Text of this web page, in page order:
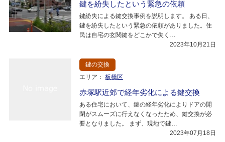
鍵を紛失したという緊急の依頼
鍵紛失による鍵交換事例を説明します。 ある日、
鍵を紛失したという緊急の依頼がありました。住
民は自宅の玄関鍵をどこかで失く…
2023年10月21日
鍵の交換
エリア： 板橋区
赤塚駅近郊で経年劣化による鍵交換
ある住宅において、鍵の経年劣化によりドアの開
閉がスムーズに行えなくなったため、鍵交換が必
要となりました。 まず、現地で鍵…
2023年07月18日